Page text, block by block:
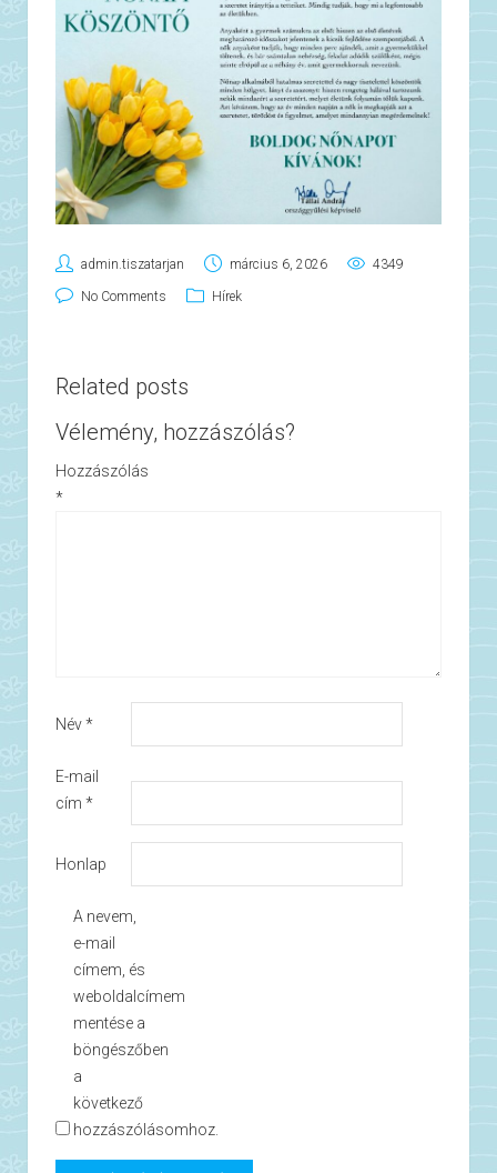
admin.tiszatarjan március 6, 2026 4349
No Comments Hírek
Related posts
Vélemény, hozzászólás?
Hozzászólás
*
Név*
E-mail
cím *
Honlap
A nevem,
e-mail
címem, és
weboldalcímem
mentése a
böngészőben
a
következő
hozzászólásomhoz.